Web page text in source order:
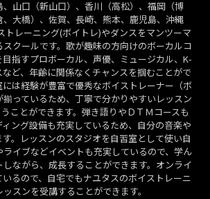
、山口（新山口）、香川（高松）、福岡（博
大橋）、佐賀、長崎、熊本、鹿児島、沖縄
トレーニング(ボイトレ)やダンスをマンツーマ
クールです。歌が趣味の方向けのボーカルコ
指すプロボーカル、声優、ミュージカル、K-
ど、年齢に関係なくチャンスを掴むことがで
は経験が豊富で優秀なボイストレーナー（ボ
っているため、丁寧で分かりやすいレッスン
ことができます。弾き語りやＤＴＭコースも
ング設備も充実しているため、自分の音楽や
。レッスンのスタジオを自習室として使い自
イブなどイベントも充実しているので、学ん
ながら、成長することができます。オンライ
るので、自宅でもナユタスのボイストレーニ
スンを受講することができます。